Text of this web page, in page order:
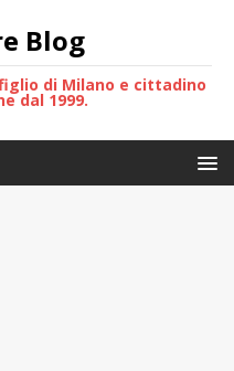
Blog
di Milano e cittadino
dal 1999.